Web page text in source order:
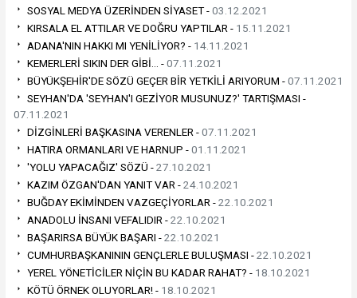
SOSYAL MEDYA ÜZERİNDEN SİYASET -03.12.2021
KIRSALA EL ATTILAR VE DOĞRU YAPTILAR - 15.11.2021
ADANA'NIN HAKKI MI YENİLİYOR? - 14.11.2021
KEMERLERİ SIKIN DER GİBİ… -07.11.2021
BÜYÜKŞEHİR'DE SÖZÜ GEÇER BİR YETKİLİ ARIYORUM -07.11.2021
SEYHAN'DA 'SEYHAN'I GEZİYOR MUSUNUZ?' TARTIŞMASI -
07.11.2021
DİZGİNLERİ BAŞKASINA VERENLER -07.11.2021
HATIRA ORMANLARI VE HARNUP -01.11.2021
'YOLU YAPACAĞIZ' SÖZÜ -27.10.2021
KAZIM ÖZGAN'DAN YANIT VAR -24.10.2021
BUĞDAY EKİMİNDEN VAZGEÇİYORLAR -22.10.2021
ANADOLU İNSANI VEFALIDIR -22.10.2021
BAŞARIRSA BÜYÜK BAŞARI -22.10.2021
CUMHURBAŞKANININ GENÇLERLE BULUŞMASI -22.10.2021
YEREL YÖNETİCİLER NİÇİN BU KADAR RAHAT? - 18.10.2021
KÖTÜ ÖRNEK OLUYORLAR! - 18.10.2021